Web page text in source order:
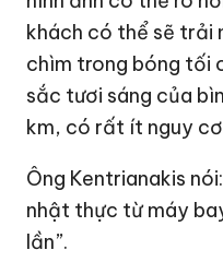
khách có thể sẽ trải
chìm trong bóng tối
sắc tươi sáng của
km, có rất ít nguy
Ông Kentrianakis
nhật thực từ máy
lần”.